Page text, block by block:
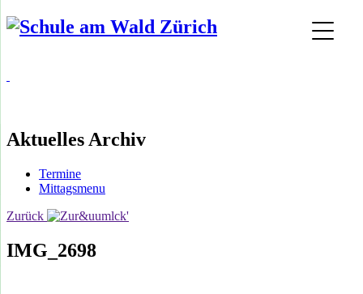
Aktuelles Archiv
Termine
Mittagsmenu
Zurück
IMG_2698